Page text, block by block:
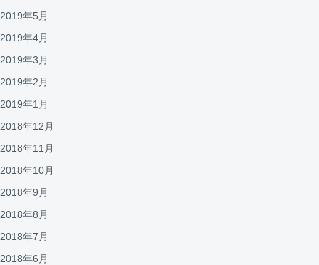
2019年5月
2019年4月
2019年3月
2019年2月
2019年1月
2018年12月
2018年11月
2018年10月
2018年9月
2018年8月
2018年7月
2018年6月